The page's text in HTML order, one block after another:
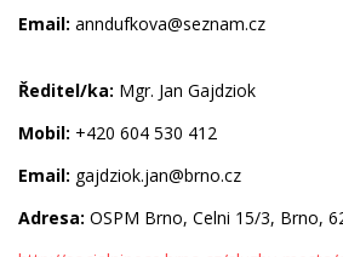
Email: anndufkova@seznam.cz
Ředitel/ka: Mgr. Jan Gajdziok
Mobil: +420 604 530 412
Email: gajdziok.jan@brno.cz
Adresa: OSPM Brno, Celni 15/3, Brno,